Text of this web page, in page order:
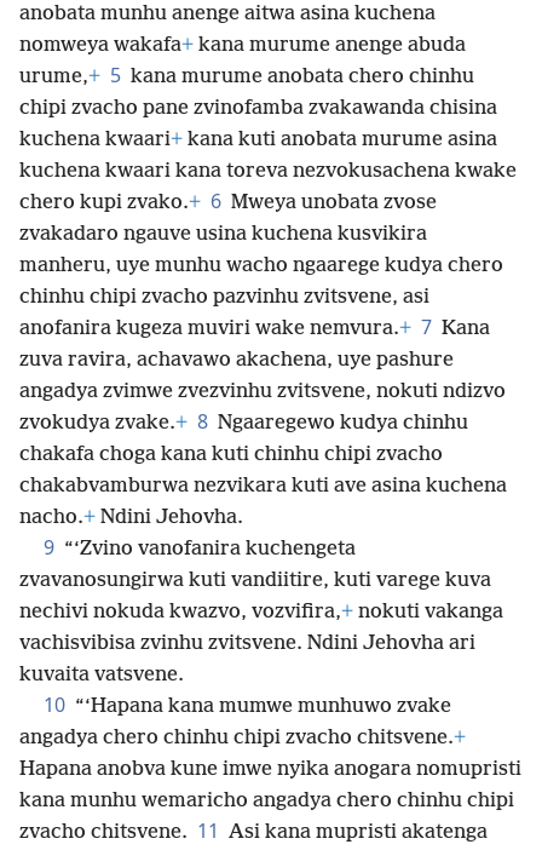
anobata munhu anenge aitwa asina kuchena
nomweya wakafa+ kana murume anenge abuda
urume,+ 5 kana murume anobata chero chinhu
chipi zvacho pane zvinofamba zvakawanda chisina
kuchena kwaari+ kana kuti anobata murume asina
kuchena kwaari kana toreva nezvokusachena kwake
chero kupi zvako.+ 6 Mweya unobata zvose
zvakadaro ngauve usina kuchena kusvikira
manheru, uye munhu wacho ngaarege kudya chero
chinhu chipi zvacho pazvinhu zvitsvene, asi
anofanira kugeza muviri wake nemvura.+ 7 Kana
zuva ravira, achavawo akachena, uye pashure
angadya zvimwe zvezvinhu zvitsvene, nokuti ndizvo
zvokudya zvake.+ 8 Ngaaregewo kudya chinhu
chakafa choga kana kuti chinhu chipi zvacho
chakabvamburwa nezvikara kuti ave asina kuchena
nacho.+ Ndini Jehovha.
9 “‘Zvino vanofanira kuchengeta
zvavanosungirwa kuti vandiitire, kuti varege kuva
nechivi nokuda kwazvo, vozvifira,+ nokuti vakanga
vachisvibisa zvinhu zvitsvene. Ndini Jehovha ari
kuvaita vatsvene.
10 “‘Hapana kana mumwe munhuwo zvake
angadya chero chinhu chipi zvacho chitsvene.+
Hapana anobva kune imwe nyika anogara nomupristi
kana munhu wemaricho angadya chero chinhu chipi
zvacho chitsvene. 11 Asi kana mupristi akatenga